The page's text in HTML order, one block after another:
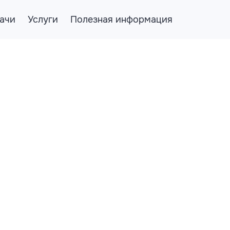
Услуги Полезная информация